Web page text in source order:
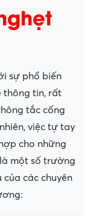
sự phổ biến
thông tin, rất
tắc cống
việc tự tay
cho những
một số trường
của các chuyên